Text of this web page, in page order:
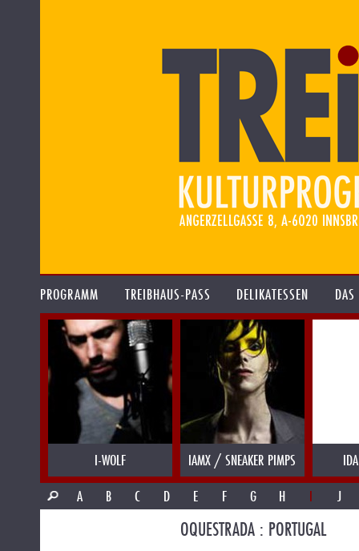
PROGRAMM TREIBHAUS-PASS DELIKATESSEN
I-WOLF IAMX / SNEAKER PIMPS
A
B C D E F G H I J
OQUESTRADA : PORTUGAL